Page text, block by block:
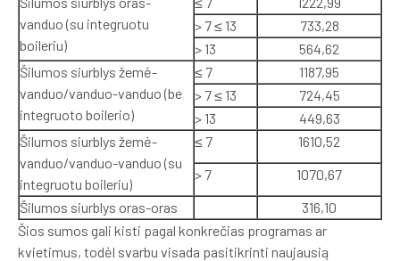
vanduo (su integruotu
boileriu)
> 7 ≤ 13
733,28
> 13
564,62
Šilumos siurblys žemė-
vanduo/vanduo-vanduo (be
integruoto boilerio)
≤ 7
1187,95
> 7 ≤ 13
724,45
> 13
449,63
Šilumos siurblys žemė-
vanduo/vanduo-vanduo (su
integruotu boileriu)
≤ 7
1610,52
> 7
1070,67
Šilumos siurblys oras-oras
316,10
Šios sumos gali kisti pagal konkrečias programas ar
kvietimus, todėl svarbu visada pasitikrinti naujausią